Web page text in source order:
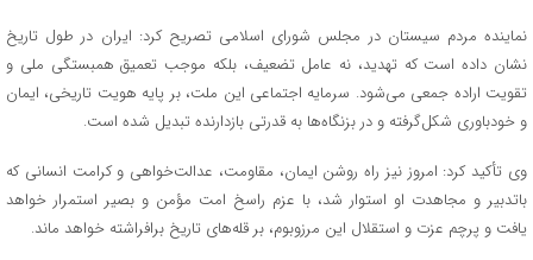
نماینده مردم سیستان در مجلس شورای اسلامی تصریح کرد: ایران در طول تاریخ
نشان داده است که تهدید، نه عامل تضعیف، بلکه موجب تعمیق همبستگی ملی و
تقویت اراده جمعی می‌شود. سرمایه اجتماعی این ملت، بر پایه هویت تاریخی، ایمان
و خودباوری شکل‌گرفته و در بزنگاه‌ها به قدرتی بازدارنده تبدیل شده است.
وی تأکید کرد: امروز نیز راه روشن ایمان، مقاومت، عدالت‌خواهی و کرامت انسانی که
باتدبیر و مجاهدت او استوار شد، با عزم راسخ امت مؤمن و بصیر استمرار خواهد
یافت و پرچم عزت و استقلال این مرزوبوم، بر قله‌های تاریخ برافراشته خواهد ماند.